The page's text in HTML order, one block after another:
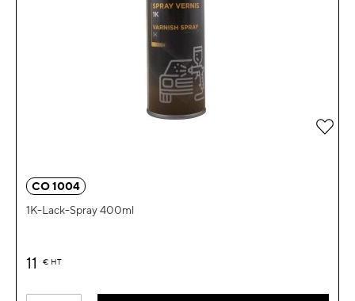
CO 1004
1K-Lack-Spray 400ml
11 € HT
Zur